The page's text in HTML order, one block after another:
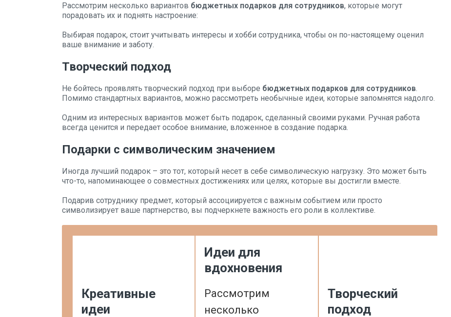
Рассмотрим несколько вариантов бюджетных подарков для сотрудников, которые могут
порадовать их и поднять настроение:
Выбирая подарок, стоит учитывать интересы и хобби сотрудника, чтобы он по-настоящему оценил
ваше внимание и заботу.
Творческий подход
Не бойтесь проявлять творческий подход при выборе бюджетных подарков для сотрудников.
Помимо стандартных вариантов, можно рассмотреть необычные идеи, которые запомнятся надолго.
Одним из интересных вариантов может быть подарок, сделанный своими руками. Ручная работа
всегда ценится и передает особое внимание, вложенное в создание подарка.
Подарки с символическим значением
Иногда лучший подарок – это тот, который несет в себе символическую нагрузку. Это может быть
что-то, напоминающее о совместных достижениях или целях, которые вы достигли вместе.
Подарив сотруднику предмет, который ассоциируется с важным событием или просто
символизирует ваше партнерство, вы подчеркнете важность его роли в коллективе.
Креативные
идеи
Идеи для
вдохновения
Рассмотрим
несколько
Творческий
подход